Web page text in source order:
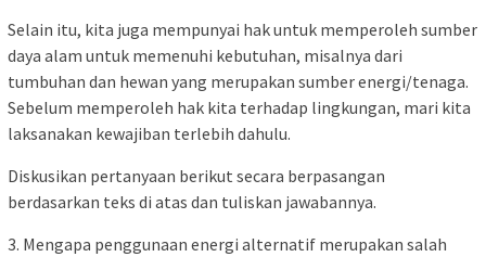
Selain itu, kita juga mempunyai hak untuk memperoleh sumber
daya alam untuk memenuhi kebutuhan, misalnya dari
tumbuhan dan hewan yang merupakan sumber energi/tenaga.
Sebelum memperoleh hak kita terhadap lingkungan, mari kita
laksanakan kewajiban terlebih dahulu.
Diskusikan pertanyaan berikut secara berpasangan
berdasarkan teks di atas dan tuliskan jawabannya.
3. Mengapa penggunaan energi alternatif merupakan salah